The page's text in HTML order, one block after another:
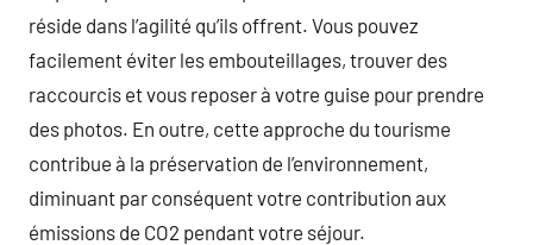
réside dans l’agilité qu’ils offrent. Vous pouvez
facilement éviter les embouteillages, trouver des
raccourcis et vous reposer à votre guise pour prendre
des photos. En outre, cette approche du tourisme
contribue à la préservation de l’environnement,
diminuant par conséquent votre contribution aux
émissions de CO2 pendant votre séjour.